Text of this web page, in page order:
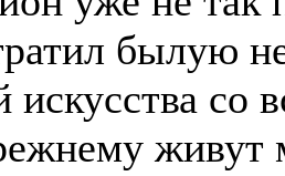
былую
со
живут